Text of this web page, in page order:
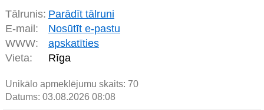
Tālrunis: Parādīt tālruni
E-mail:
Nosūtīt e-pastu
WWW:
apskatīties
Vieta:
Rīga
Unikālo apmeklējumu skaits: 70
Datums: 03.08.2026 08:08